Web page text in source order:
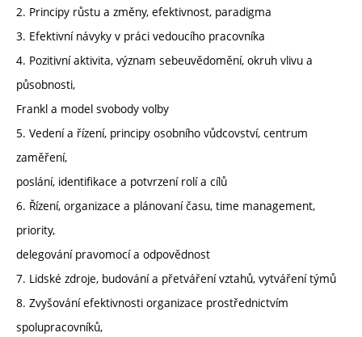
2. Principy růstu a změny, efektivnost, paradigma
3. Efektivní návyky v práci vedoucího pracovníka
4. Pozitivní aktivita, význam sebeuvědomění, okruh vlivu a
působnosti,
Frankl a model svobody volby
5. Vedení a řízení, principy osobního vůdcovství, centrum
zaměření,
poslání, identifikace a potvrzení rolí a cílů
6. Řízení, organizace a plánovaní času, time management,
priority,
delegování pravomocí a odpovědnost
7. Lidské zdroje, budování a přetváření vztahů, vytváření týmů
8. Zvyšování efektivnosti organizace prostřednictvím
spolupracovníků,